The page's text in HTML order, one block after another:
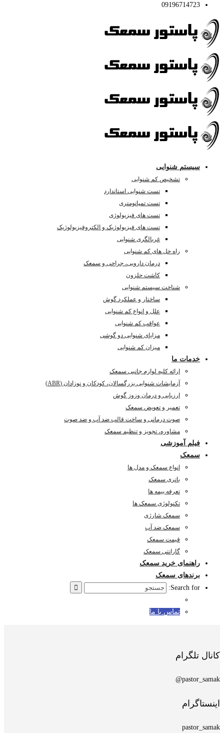
09196714723
سیستم شنوایی
تشخیص کم شنوایی
تست شنوایی استاندارد
تست تمپانومتری
تست های فیزیولوژی
تست های فیزیولوژیک و الکتروفیزیولوژیک
غربالگری شنوایی
راه حل های کم شنوایی
درمان دارویی، جراحی و سمعک
کاشت حلزون
شناخت سیستم شنوایی
ساختار و عملکرد گوش
علل و انواع کم شنوایی
عواقب کم شنوایی
مزایای شنوایی دو گوشی
میزان کم شنوایی
خدمات ما
ارائه کلیه لوازم جانبی سمعک
آزمایشات شنوایی بزرگسالان، کودکان و نوزادان (ABR)
ارزیابی و درمان وزوز گوش
تعمیر و تعویض سمعک
صوت درمانی و ساخت قالب ضد آب و ضد صوت
مشاوره، تجویز و تنظیم سمعک
فیلم آموزشی
سمعک
انواع سمعک و مدل ها
باتری سمعک
تعرفه بیمه ها
تکنولوژی سمعک ها
سمعک شارژی
سمعک ضد آب
قیمت سمعک
گارانتی سمعک
راهنمای خرید سمعک
برندهای سمعک
Search for:
تماس با ما
کانال تلگرام
pastor_samak@
اینستاگرام
pastor_samak